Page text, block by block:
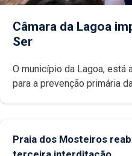
Câmara da Lagoa
Ser
O município da Lagoa, está
para a prevenção primária
Praia dos Mosteiros